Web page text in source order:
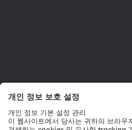
문의
파트너 네트워크